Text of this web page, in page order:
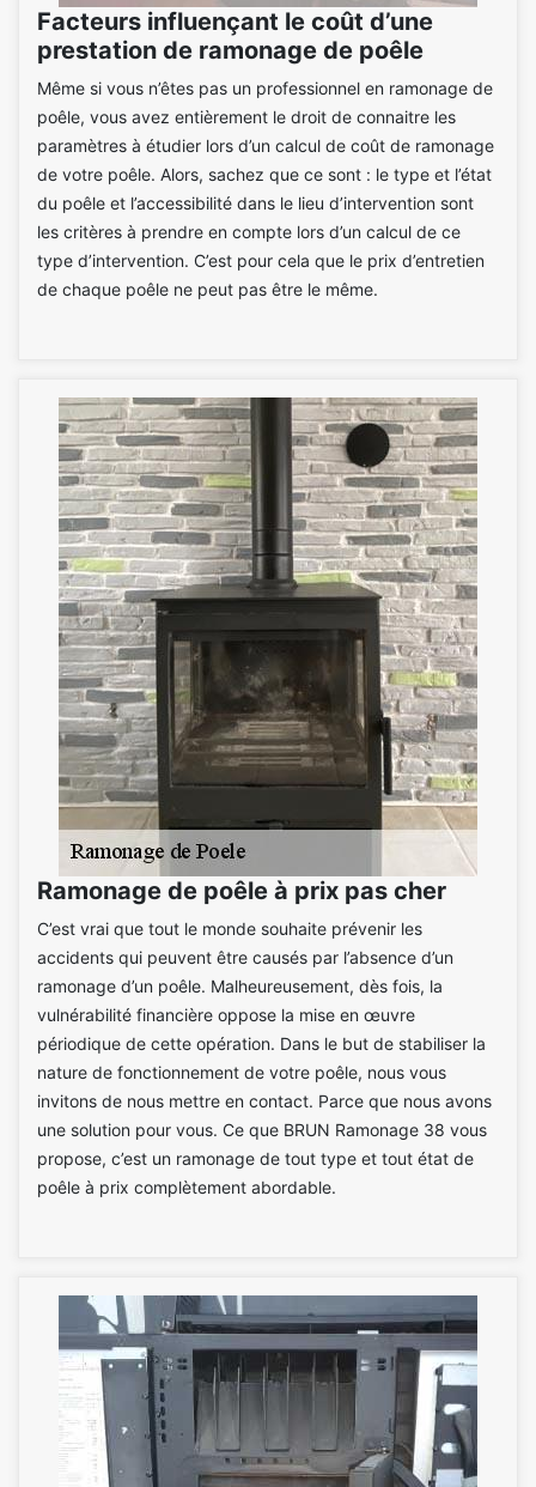
Facteurs influençant le coût d’une
prestation de ramonage de poêle
Même si vous n’êtes pas un professionnel en ramonage de
poêle, vous avez entièrement le droit de connaitre les
paramètres à étudier lors d’un calcul de coût de ramonage
de votre poêle. Alors, sachez que ce sont : le type et l’état
du poêle et l’accessibilité dans le lieu d’intervention sont
les critères à prendre en compte lors d’un calcul de ce
type d’intervention. C’est pour cela que le prix d’entretien
de chaque poêle ne peut pas être le même.
Ramonage de poêle à prix pas cher
C’est vrai que tout le monde souhaite prévenir les
accidents qui peuvent être causés par l’absence d’un
ramonage d’un poêle. Malheureusement, dès fois, la
vulnérabilité financière oppose la mise en œuvre
périodique de cette opération. Dans le but de stabiliser la
nature de fonctionnement de votre poêle, nous vous
invitons de nous mettre en contact. Parce que nous avons
une solution pour vous. Ce que BRUN Ramonage 38 vous
propose, c’est un ramonage de tout type et tout état de
poêle à prix complètement abordable.